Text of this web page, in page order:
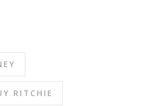
RITCHIE